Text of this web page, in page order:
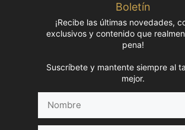
Boletín
¡Recibe las últimas novedades,
exclusivos y contenido que
pena!
Suscríbete y mantente siempre al
mejor.